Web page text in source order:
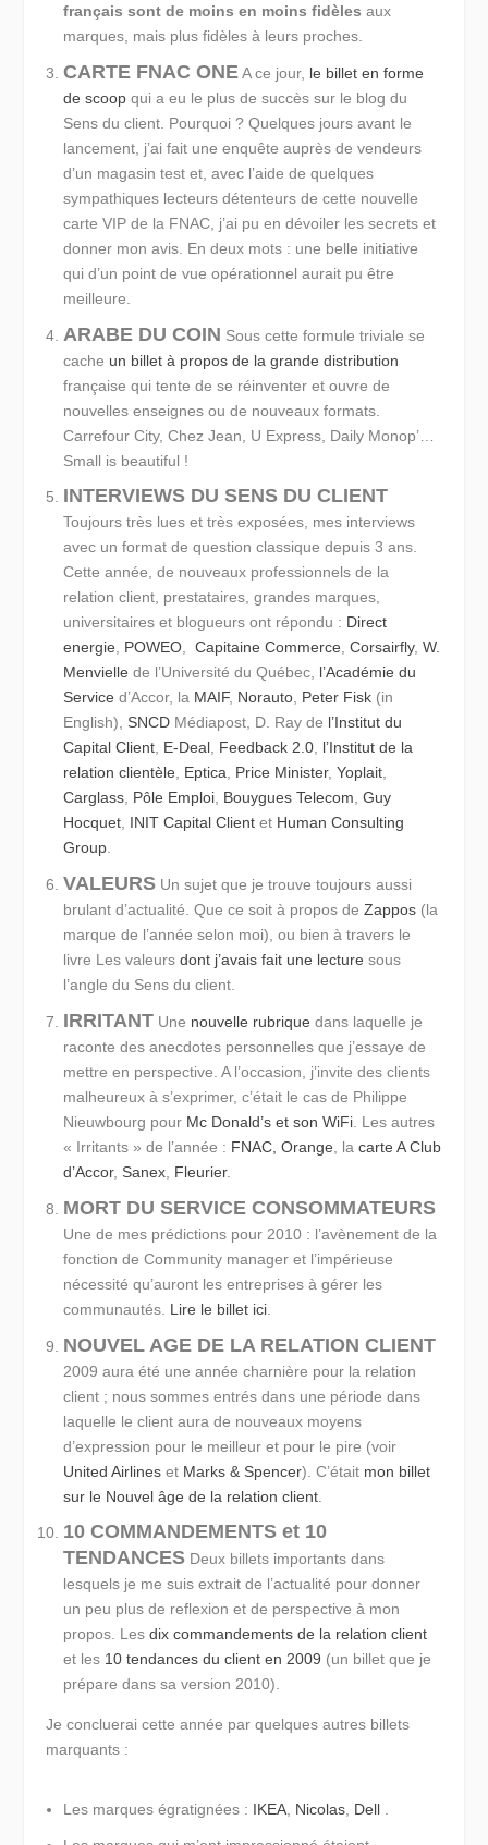
français sont de moins en moins fidèles aux
marques, mais plus fidèles à leurs proches.
CARTE FNAC ONEA ce jour, le billet en forme
de scoop qui a eu le plus de succès sur le blog du
Sens du client. Pourquoi ? Quelques jours avant le
lancement, j’ai fait une enquête auprès de vendeurs
d’un magasin test et, avec l’aide de quelques
sympathiques lecteurs détenteurs de cette nouvelle
carte VIP de la FNAC, j’ai pu en dévoiler les secrets et
donner mon avis. En deux mots : une belle initiative
qui d’un point de vue opérationnel aurait pu être
meilleure.
ARABE DU COIN Sous cette formule triviale se
cache un billet à propos de la grande distribution
française qui tente de se réinventer et ouvre de
nouvelles enseignes ou de nouveaux formats.
Carrefour City, Chez Jean, U Express, Daily Monop’…
Small is beautiful !
INTERVIEWS DU SENS DU CLIENT
Toujours très lues et très exposées, mes interviews
avec un format de question classique depuis 3 ans.
Cette année, de nouveaux professionnels de la
relation client, prestataires, grandes marques,
universitaires et blogueurs ont répondu : Direct
energie, POWEO,Capitaine Commerce,Corsairfly,W.
Menvielle de l’Université du Québec, l’Académie du
Service d’Accor, la MAIF, Norauto, Peter Fisk (in
English), SNCD Médiapost, D. Ray de l’Institut du
Capital Client, E-Deal, Feedback 2.0, l’Institut de la
relation clientèle, Eptica, Price Minister,Yoplait,
Carglass, Pôle Emploi, Bouygues Telecom,Guy
Hocquet, INIT Capital Client et Human Consulting
Group.
VALEURS Un sujet que je trouve toujours aussi
brulant d’actualité. Que ce soit à propos deZappos (la
marque de l’année selon moi), ou bien à travers le
livre Les valeursdont j’avais fait une lecture sous
l’angle du Sens du client.
IRRITANT Une nouvelle rubrique dans laquelle je
raconte des anecdotes personnelles que j’essaye de
mettre en perspective. A l’occasion, j’invite des clients
malheureux à s’exprimer, c’était le cas de Philippe
Nieuwbourg pour Mc Donald’s et son WiFi . Les autres
« Irritants » de l’année : FNAC, Orange , lacarte A Club
d’Accor, Sanex Fleurier.
MORT DU SERVICE CONSOMMATEURS
Une de mes prédictions pour 2010 : l’avènement de la
fonction de Community manager et l’impérieuse
nécessité qu’auront les entreprises à gérer les
communautés. Lire le billet ici
NOUVEL AGE DE LA RELATION CLIENT
2009 aura été une année charnière pour la relation
client ; nous sommes entrés dans une période dans
laquelle le client aura de nouveaux moyens
d’expression pour le meilleur et pour le pire (voir
United Airlines et Marks & Spencer). C’était mon billet
sur le Nouvel âge de la relation client
10 COMMANDEMENTS et 10
TENDANCES Deux billets importants dans
lesquels je me suis extrait de l’actualité pour donner
un peu plus de reflexion et de perspective à mon
propos. Lesdix commandements de la relation client
et les 10 tendances du client en 2009 (un billet que je
prépare dans sa version 2010).
Je concluerai cette année par quelques autres billets
marquants :
Les marques égratignées : IKEA, Nicolas, Dell .